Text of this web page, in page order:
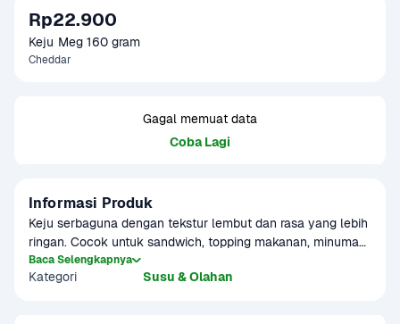
Rp22.900
Keju Meg 160 gram
Cheddar
Gagal memuat data
Coba Lagi
Informasi Produk
Keju serbaguna dengan tekstur lembut dan rasa yang lebih
ringan. Cocok untuk sandwich, topping makanan, minuman,
atau berbagai kreasi kue dan makanan lainnya. Produk
sudah terverifikasi halal. Produk ini dapat digunakan
Baca Selengkapnya
Kategori Susu & Olahan